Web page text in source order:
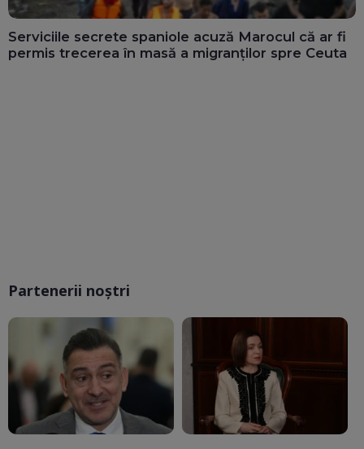
Serviciile secrete spaniole acuză Marocul că ar fi
permis trecerea în masă a migranților spre Ceuta
Partenerii noștri